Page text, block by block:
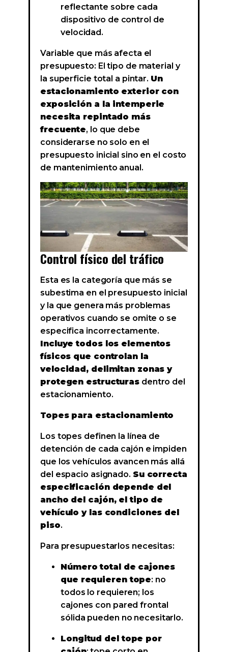
reflectante sobre cada
dispositivo de control de
velocidad.
Variable que más afecta el
presupuesto: El tipo de material y
la superficie total a pintar. Un
estacionamiento exterior con
exposición a la intemperie
necesita repintado más
frecuente, lo que debe
considerarse no solo en el
presupuesto inicial sino en el costo
de mantenimiento anual.
Control físico del tráfico
Esta es la categoría que más se
subestima en el presupuesto inicial
y la que genera más problemas
operativos cuando se omite o se
especifica incorrectamente.
Incluye todos los elementos
físicos que controlan la
velocidad, delimitan zonas y
protegen estructuras dentro del
estacionamiento.
Topes para estacionamiento
Los topes definen la línea de
detención de cada cajón e impiden
que los vehículos avancen más allá
del espacio asignado. Su correcta
especificación depende del
ancho del cajón, el tipo de
vehículo y las condiciones del
piso.
Para presupuestarlos necesitas:
Número total de cajones
que requieren tope: no
todos lo requieren; los
cajones con pared frontal
sólida pueden no necesitarlo.
Longitud del tope por